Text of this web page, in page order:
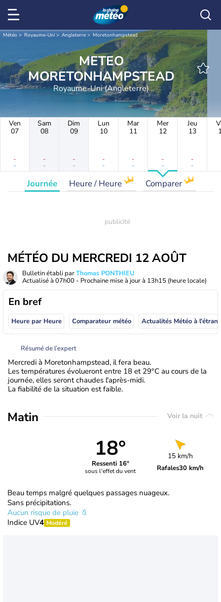
Météo Royaume-Uni Angleterre Moretonhampstead
METEO
MORETONHAMPSTEAD
Royaume-Uni (Angleterre)
Ven
07
-
-
Sam
08
-
-
Dim
09
-
-
Lun
10
-
-
Mar
11
-
-
Mer
12
-
-
Jeu
13
-
-
Journée Heure / Heure Comparer
MÉTÉO DU MERCREDI 12 AOÛT
Bulletin établi parThomas PONTHIEU
Actualisé à 07h00 - Prochaine mise à jour à 13h15 (heure locale)
En bref
Heure par Heure Comparateur météo
Résumé de l’expert
Mercredi à Moretonhampstead, il fera beau.
Les températures évolueront entre 18 et 29°C au cours de la
journée, elles seront chaudes l'après-midi.
La fiabilité de la situation est faible.
Matin Voir la nuit
18°
Ressenti 16°
sous l'effet du vent
15 km/h
Rafales30 km/h
Beau temps malgré quelques passages nuageux.
Sans précipitations.
Aucun risque de pluie
Indice UV4 Modéré